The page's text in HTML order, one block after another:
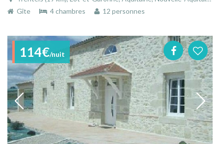
Gîte
4 chambres 12 personnes
114€/nuit